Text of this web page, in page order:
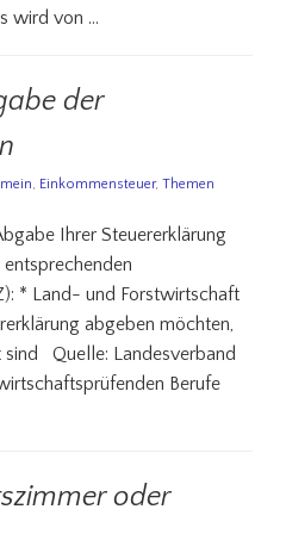
wird von …
der
Einkommensteuer, Themen
Ihrer Steuererklärung
* Land- und Forstwirtschaft
abgeben möchten,
Quelle: Landesverband
Berufe
oder